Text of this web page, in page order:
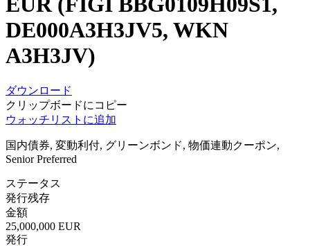
DE000A3H3JV5, WKN
A3H3JV)
ダウンロード
クリップボードにコピー
ウォッチリストに追加
国内債券, 変動利付, グリーンボンド, 物価連動クーポン,
Senior Preferred
ステータス
発行残存
金額
25,000,000 EUR
発行